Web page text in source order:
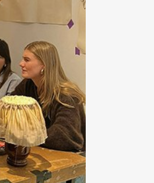
Culture
Official Columnist
Pen tw